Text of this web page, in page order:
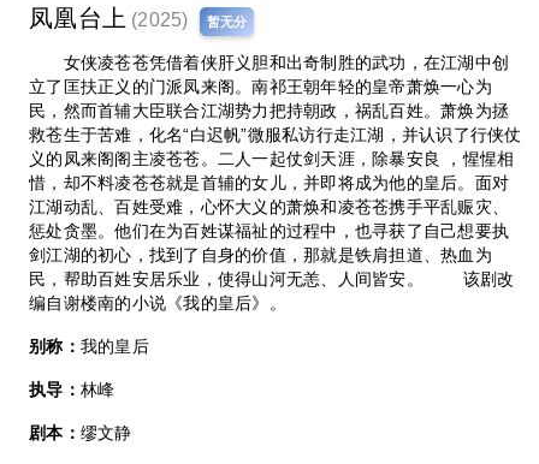
凤凰台上 (2025) 暂无分
女侠凌苍苍凭借着侠肝义胆和出奇制胜的武功，在江湖中创
立了匡扶正义的门派凤来阁。南祁王朝年轻的皇帝萧焕一心为
民，然而首辅大臣联合江湖势力把持朝政，祸乱百姓。萧焕为拯
救苍生于苦难，化名“白迟帆”微服私访行走江湖，并认识了行侠仗
义的凤来阁阁主凌苍苍。二人一起仗剑天涯，除暴安良 ，惺惺相
惜，却不料凌苍苍就是首辅的女儿，并即将成为他的皇后。面对
江湖动乱、百姓受难，心怀大义的萧焕和凌苍苍携手平乱赈灾、
惩处贪墨。他们在为百姓谋福祉的过程中，也寻获了自己想要执
剑江湖的初心，找到了自身的价值，那就是铁肩担道、热血为
民，帮助百姓安居乐业，使得山河无恙、人间皆安。 该剧改
编自谢楼南的小说《我的皇后》。
别称： 我的皇后
执导： 林峰
剧本： 缪文静